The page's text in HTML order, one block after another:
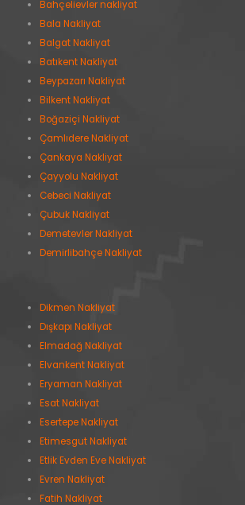
Bahçelievler nakliyat
Bala Nakliyat
Balgat Nakliyat
Batıkent Nakliyat
Beypazarı Nakliyat
Bilkent Nakliyat
Boğaziçi Nakliyat
Çamlıdere Nakliyat
Çankaya Nakliyat
Çayyolu Nakliyat
Cebeci Nakliyat
Çubuk Nakliyat
Demetevler Nakliyat
Demirlibahçe Nakliyat
Dikmen Nakliyat
Dışkapı Nakliyat
Elmadağ Nakliyat
Elvankent Nakliyat
Eryaman Nakliyat
Esat Nakliyat
Esertepe Nakliyat
Etimesgut Nakliyat
Etlik Evden Eve Nakliyat
Evren Nakliyat
Fatih Nakliyat